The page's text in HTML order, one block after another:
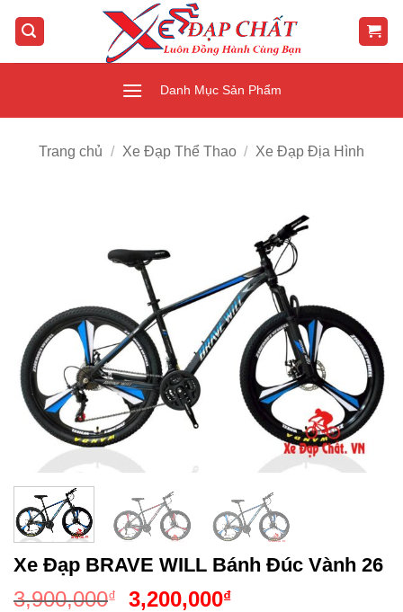
qua
Danh Mục Sản Phẩm
Trang chủ / Xe Đạp Thể Thao / Xe Đạp Địa Hình
Xe Đạp BRAVE WILL Bánh Đúc Vành 26
3,900,000₫
Giá
3,200,000₫Giá